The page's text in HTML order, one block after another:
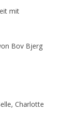
mit
Bov Bjerg
Charlotte